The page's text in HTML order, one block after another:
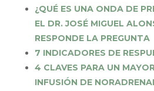
¿QUÉ ES UNA ONDA DE
EL DR. JOSÉ MIGUEL
RESPONDE LA PREGUNTA
7 INDICADORES DE
4 CLAVES PARA UN
INFUSIÓN DE